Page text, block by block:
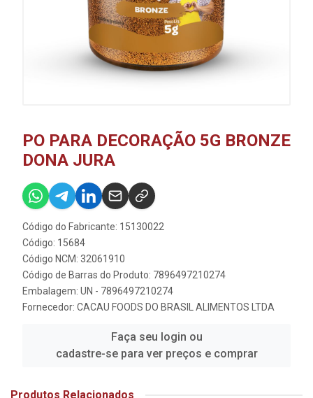
PO PARA DECORAÇÃO 5G BRONZE
DONA JURA
Código do Fabricante: 15130022
Código: 15684
Código NCM: 32061910
Código de Barras do Produto: 7896497210274
Embalagem: UN - 7896497210274
Fornecedor: CACAU FOODS DO BRASIL ALIMENTOS LTDA
Faça seu login ou
cadastre-se para ver preços e comprar
Produtos Relacionados